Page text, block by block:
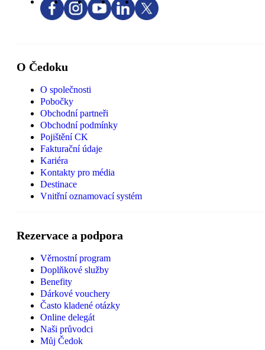
O Čedoku
O společnosti
Pobočky
Obchodní partneři
Obchodní podmínky
Pojištění CK
Fakturační údaje
Kariéra
Kontakty pro média
Destinace
Vnitřní oznamovací systém
Rezervace a podpora
Věrnostní program
Doplňkové služby
Benefity
Dárkové vouchery
Často kladené otázky
Online delegát
Naši průvodci
Můj Čedok